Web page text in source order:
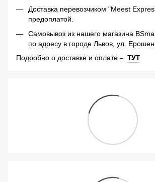
Доставка перевозчиком "Meest
предоплатой.
Самовывоз из нашего магазина
по адресу в городе Львов, ул.
Подробно о доставке и оплате – ТУТ